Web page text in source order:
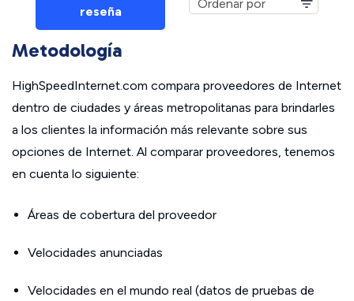
reseña
Metodología
HighSpeedInternet.com compara proveedores de Internet
dentro de ciudades y áreas metropolitanas para brindarles
a los clientes la información más relevante sobre sus
opciones de Internet. Al comparar proveedores, tenemos
en cuenta lo siguiente:
Áreas de cobertura del proveedor
Velocidades anunciadas
Velocidades en el mundo real (datos de pruebas de